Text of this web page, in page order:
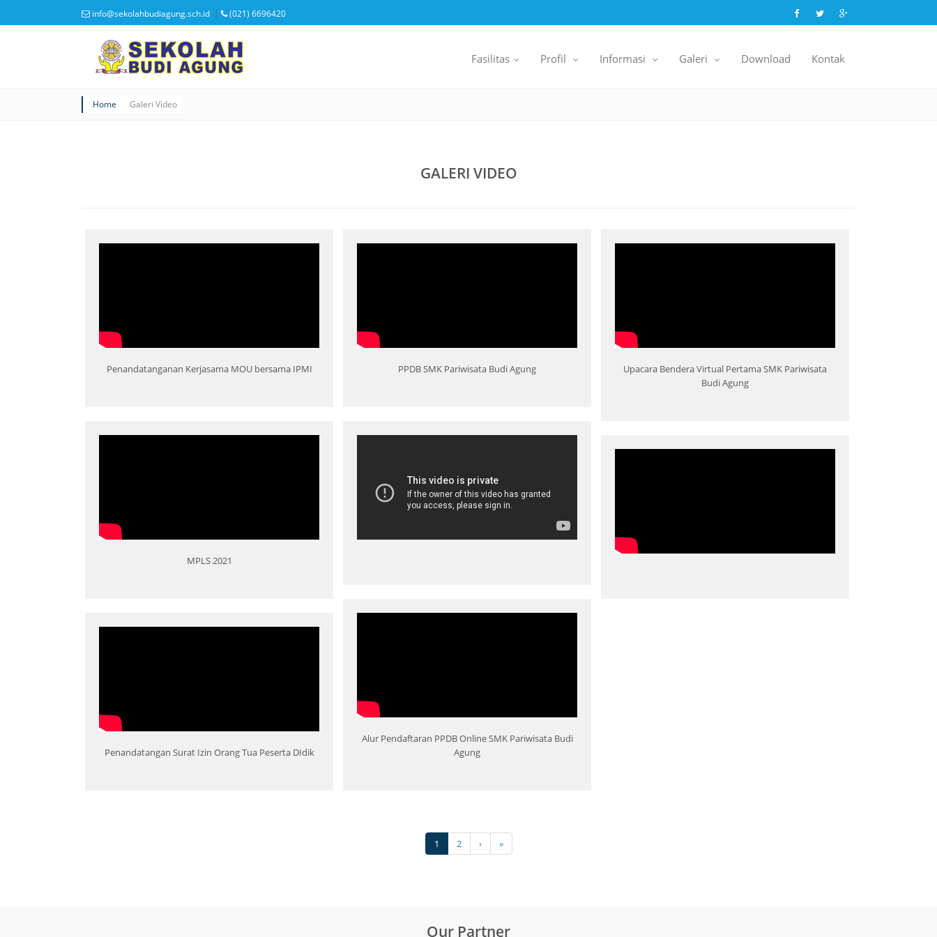
info@sekolahbudiagung.sch.id (021) 6696420
Fasilitas Profil Informasi Galeri Download Kontak
Home Galeri Video
GALERI VIDEO
Penandatanganan Kerjasama MOU bersama IPMI PPDB SMK Pariwisata Budi Agung
Upacara Bendera Virtual Pertama SMK Pariwisata
Budi Agung
MPLS 2021
Alur Pendaftaran PPDB Online SMK Pariwisata Budi
Agung
Penandatangan Surat Izin Orang Tua Peserta DIdik
1 2 › »
Our Partner